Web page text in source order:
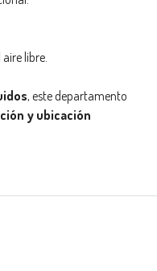
libre.
, este departamento
y ubicación